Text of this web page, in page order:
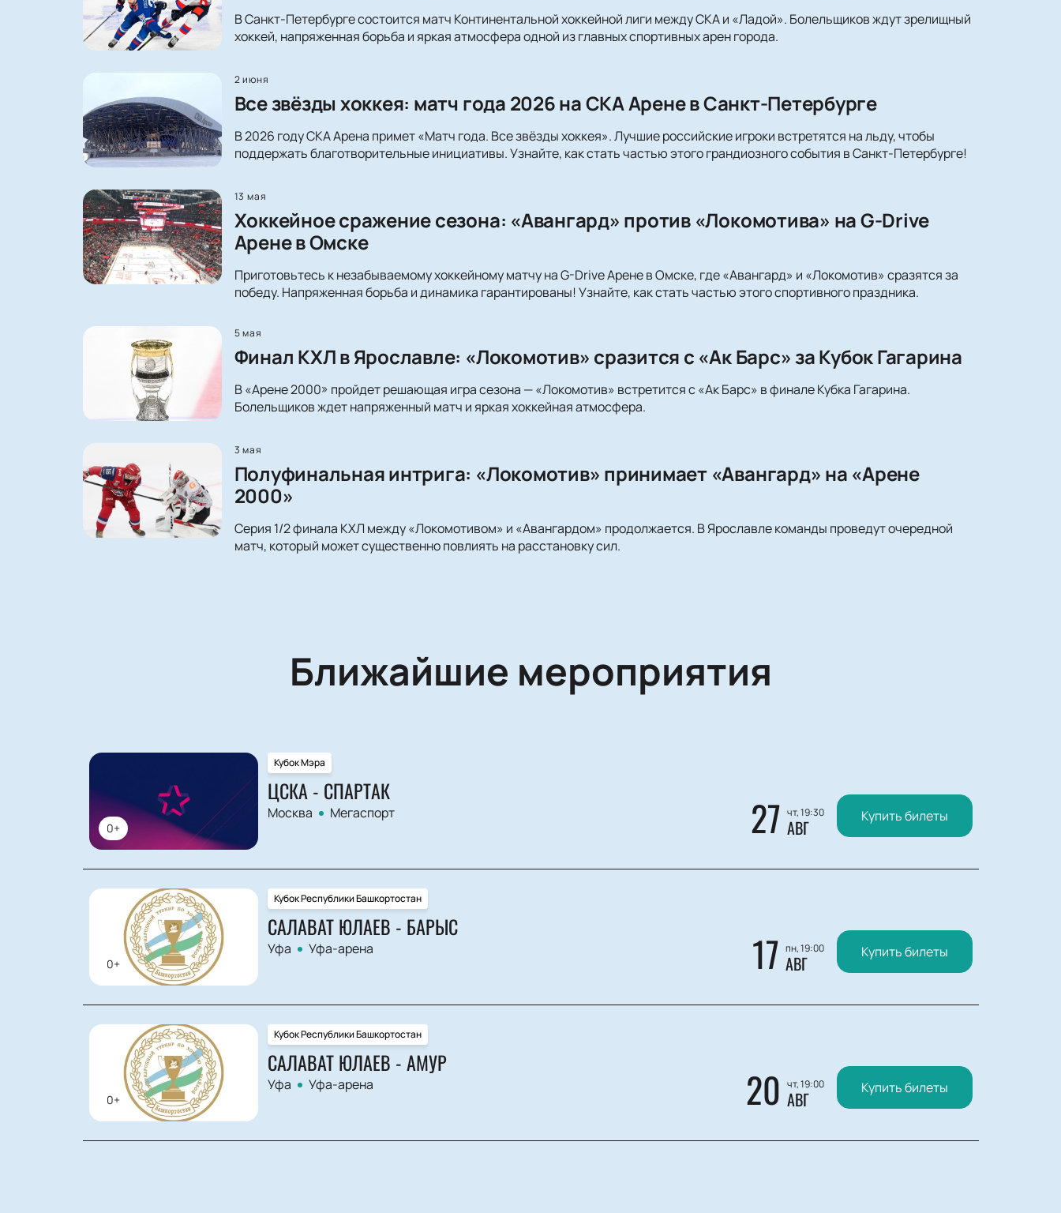
В Санкт-Петербурге состоится матч Континентальной хоккейной лиги между СКА и «Ладой». Болельщиков ждут зрелищный
хоккей, напряженная борьба и яркая атмосфера одной из главных спортивных арен города.
2 июня
Все звёзды хоккея: матч года 2026 на СКА Арене в Санкт-Петербурге
В 2026 году СКА Арена примет «Матч года. Все звёзды хоккея». Лучшие российские игроки встретятся на льду, чтобы
поддержать благотворительные инициативы. Узнайте, как стать частью этого грандиозного события в Санкт-Петербурге!
13 мая
Хоккейное сражение сезона: «Авангард» против «Локомотива» на G-Drive
Арене в Омске
Приготовьтесь к незабываемому хоккейному матчу на G-Drive Арене в Омске, где «Авангард» и «Локомотив» сразятся за
победу. Напряженная борьба и динамика гарантированы! Узнайте, как стать частью этого спортивного праздника.
5 мая
Финал КХЛ в Ярославле: «Локомотив» сразится с «Ак Барс» за Кубок Гагарина
В «Арене 2000» пройдет решающая игра сезона — «Локомотив» встретится с «Ак Барс» в финале Кубка Гагарина.
Болельщиков ждет напряженный матч и яркая хоккейная атмосфера.
3 мая
Полуфинальная интрига: «Локомотив» принимает «Авангард» на «Арене
2000»
Серия 1/2 финала КХЛ между «Локомотивом» и «Авангардом» продолжается. В Ярославле команды проведут очередной
матч, который может существенно повлиять на расстановку сил.
Ближайшие мероприятия
0+
Кубок Мэра
ЦСКА - СПАРТАК
Москва Мегаспорт 27 чт, 19:30
АВГ Купить билеты
0+
Кубок Республики Башкортостан
САЛАВАТ ЮЛАЕВ - БАРЫС
Уфа Уфа-арена 17 пн, 19:00
АВГ Купить билеты
0+
Кубок Республики Башкортостан
САЛАВАТ ЮЛАЕВ - АМУР
Уфа Уфа-арена 20 чт, 19:00
АВГ Купить билеты